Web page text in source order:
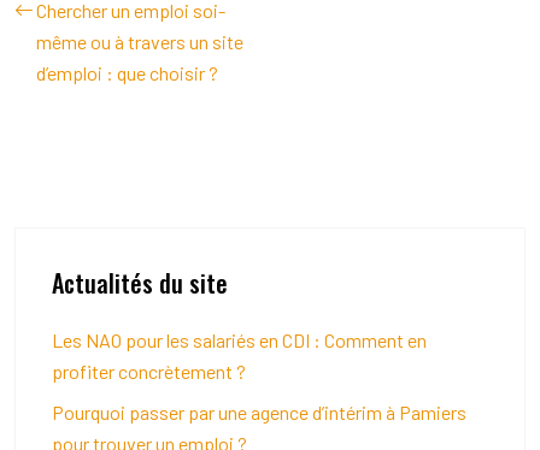
Chercher un emploi soi-
même ou à travers un site
d’emploi : que choisir ?
Actualités du site
Les NAO pour les salariés en CDI : Comment en
profiter concrètement ?
Pourquoi passer par une agence d’intérim à Pamiers
pour trouver un emploi ?